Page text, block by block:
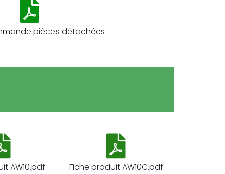
pièces détachées
AW10.pdf Fiche produit AW10C.pdf